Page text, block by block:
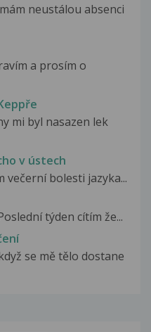
neustálou absenci
a prosím o
mi byl nasazen lek
v ústech
večerní bolesti jazyka...
týden cítím že...
se mě tělo dostane